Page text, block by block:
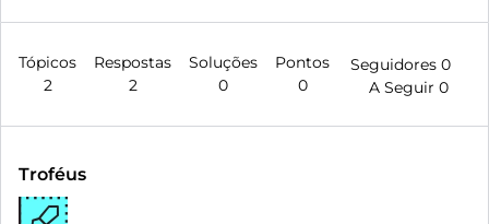
Tópicos
2
Respostas
2
Soluções
0
Pontos
0
Seguidores 0
A Seguir 0
Troféus